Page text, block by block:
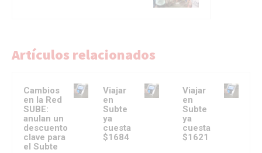
Artículos relacionados
Cambios
en la Red
SUBE:
anulan un
descuento
clave para
el Subte
Viajar
en
Subte
ya
cuesta
$1684
Viajar
en
Subte
ya
cuesta
$1621